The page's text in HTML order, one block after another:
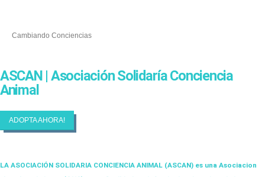
Cambiando Conciencias
ASCAN | Asociación Solidaría Conciencia
Animal
ADOPTA AHORA!
LA ASOCIACIÓN SOLIDARIA CONCIENCIA ANIMAL (ASCAN) es una Asociacion